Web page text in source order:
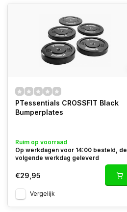
PTessentials CROSSFIT Black
Bumperplates
Ruim op voorraad
Op werkdagen voor 14:00 besteld, de
volgende werkdag geleverd
€29,95
Vergelijk